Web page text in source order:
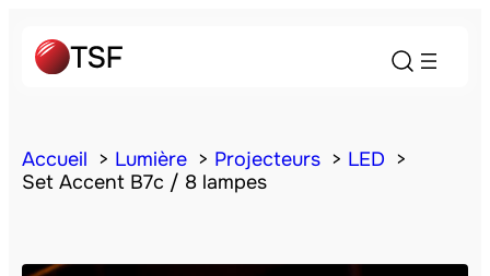
Accueil Lumière Projecteurs
LED
Set Accent B7c / 8 lampes